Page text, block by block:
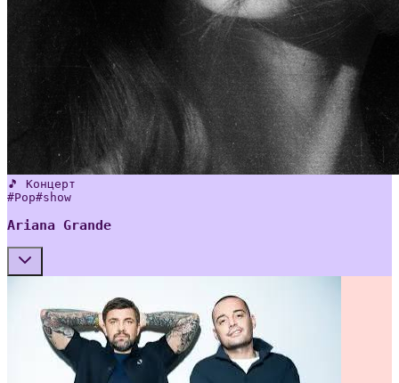
🎵 Концерт
#Pop#show
Ariana Grande